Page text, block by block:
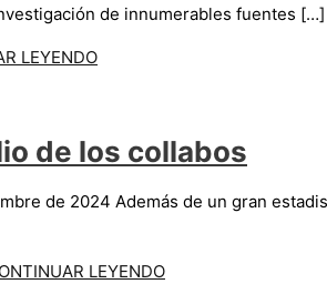
de innumerables fuentes […]
LEYENDO
de los collabos
de 2024 Además de un gran
LEYENDO